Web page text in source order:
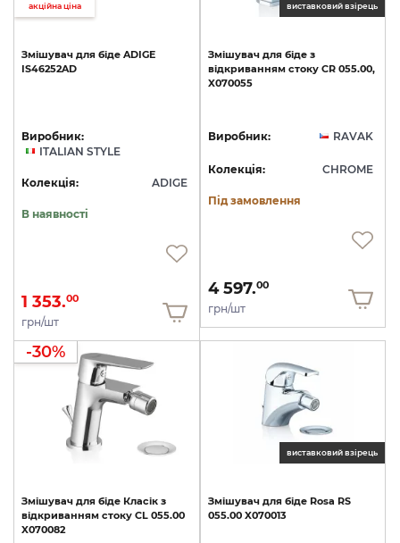
акційна ціна
Змішувач для біде ADIGE
IS46252AD
Виробник:
ITALIAN STYLE
Колекція: ADIGE
В наявності
1 353.00
грн/шт
виставковий взірець
Змішувач для біде з
відкриванням стоку CR 055.00,
X070055
Виробник: RAVAK
Колекція: CHROME
Під замовлення
4 597.00
грн/шт
-30%
Змішувач для біде Класік з
відкриванням стоку CL 055.00
X070082
виставковий взірець
Змішувач для біде Rosa RS
055.00 X070013